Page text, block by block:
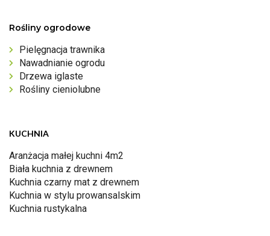
Rośliny ogrodowe
Pielęgnacja trawnika
Nawadnianie ogrodu
Drzewa iglaste
Rośliny cieniolubne
KUCHNIA
Aranżacja małej kuchni 4m2
Biała kuchnia z drewnem
Kuchnia czarny mat z drewnem
Kuchnia w stylu prowansalskim
Kuchnia rustykalna